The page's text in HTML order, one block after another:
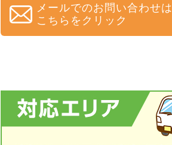
メールでのお問い合わせは
こちらをクリック